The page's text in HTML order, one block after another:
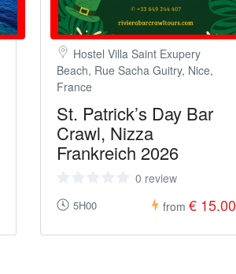
Hostel Villa Saint Exupery
Beach, Rue Sacha Guitry, Nice,
France
St. Patrick’s Day Bar
Crawl, Nizza
Frankreich 2026
0 review
5H00 from € 15.00